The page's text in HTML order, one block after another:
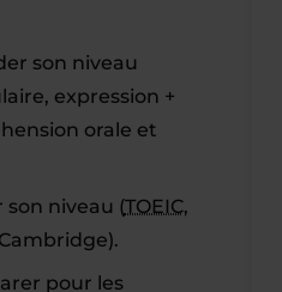
son niveau
expression +
orale et
son niveau (TOEIC,
pour les